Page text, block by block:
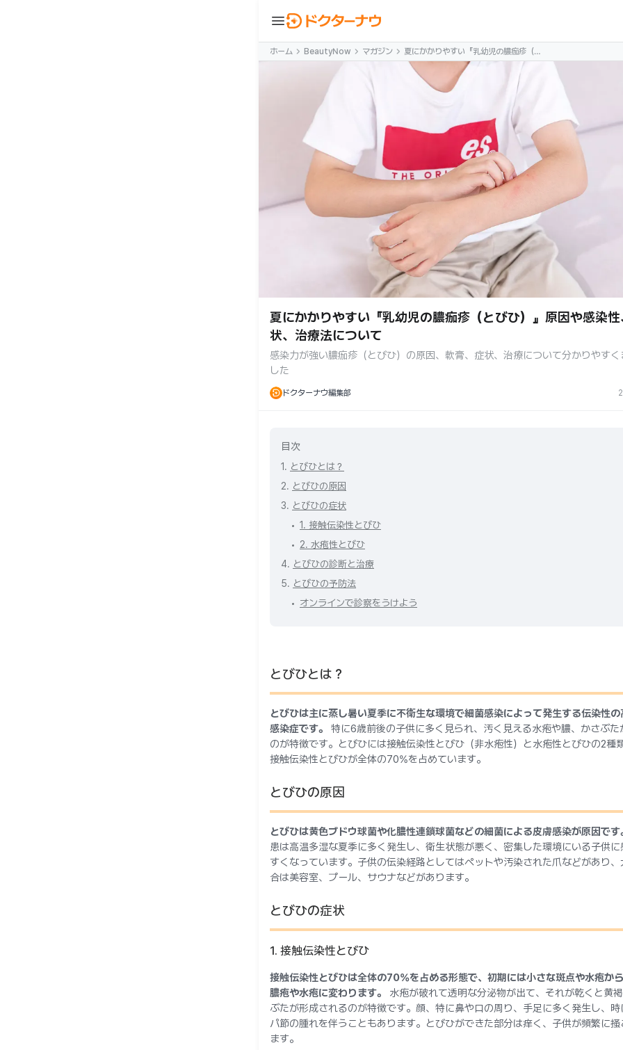
menu
ホーム BeautyNow マガジン
夏にかかりやすい『乳幼児の膿痂疹（と
びひ）』原因や感染性、症状、治療法に
ついて
夏にかかりやすい『乳幼児の膿痂疹（とびひ）』原因や感染
状、治療法について
感染力が強い膿痂疹（とびひ）の原因、軟膏、症状、治療について分かりやす
した
ドクターナウ編集部
目次
1. とびひとは？
2. とびひの原因
3. とびひの症状
1. 接触伝染性とびひ
2. 水疱性とびひ
4. とびひの診断と治療
5. とびひの予防法
オンラインで診察をうけよう
とびひとは？
とびひは主に蒸し暑い夏季に不衛生な環境で細菌感染によって発生する伝染性
感染症です。
特に6歳前後の子供に多く見られ、汚く見える水疱や膿、かさぶた
のが特徴です。とびひには接触伝染性とびひ（非水疱性）と水疱性とびひの2種
接触伝染性とびひが全体の70%を占めています。
とびひの原因
とびひは黄色ブドウ球菌や化膿性連鎖球菌などの細菌による皮膚感染が原因です
患は高温多湿な夏季に多く発生し、衛生状態が悪く、密集した環境にいる子供
すくなっています。子供の伝染経路としてはペットや汚染された爪などがあり
合は美容室、プール、サウナなどがあります。
とびひの症状
1. 接触伝染性とびひ
接触伝染性とびひは全体の70%を占める形態で、初期には小さな斑点や水疱か
膿疱や水疱に変わります。
水疱が破れて透明な分泌物が出て、それが乾くと黄
ぶたが形成されるのが特徴です。顔、特に鼻や口の周り、手足に多く発生し、
パ節の腫れを伴うこともあります。とびひができた部分は痒く、子供が頻繁に
ます。